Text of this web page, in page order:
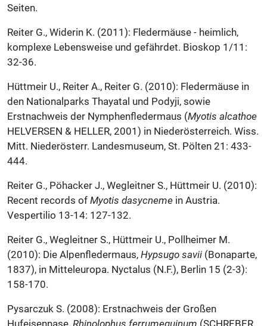
Seiten.
Reiter G., Widerin K. (2011): Fledermäuse - heimlich,
komplexe Lebensweise und gefährdet. Bioskop 1/11:
32-36.
Hüttmeir U., Reiter A., Reiter G. (2010): Fledermäuse in
den Nationalparks Thayatal und Podyji, sowie
Erstnachweis der Nymphenfledermaus (Myotis alcathoe
HELVERSEN & HELLER, 2001) in Niederösterreich. Wiss.
Mitt. Niederösterr. Landesmuseum, St. Pölten 21: 433-
444.
Reiter G., Pöhacker J., Wegleitner S., Hüttmeir U. (2010):
Recent records of Myotis dasycneme in Austria.
Vespertilio 13-14: 127-132.
Reiter G., Wegleitner S., Hüttmeir U., Pollheimer M.
(2010): Die Alpenfledermaus, Hypsugo savii (Bonaparte,
1837), in Mitteleuropa. Nyctalus (N.F.), Berlin 15 (2-3):
158-170.
Pysarczuk S. (2008): Erstnachweis der Großen